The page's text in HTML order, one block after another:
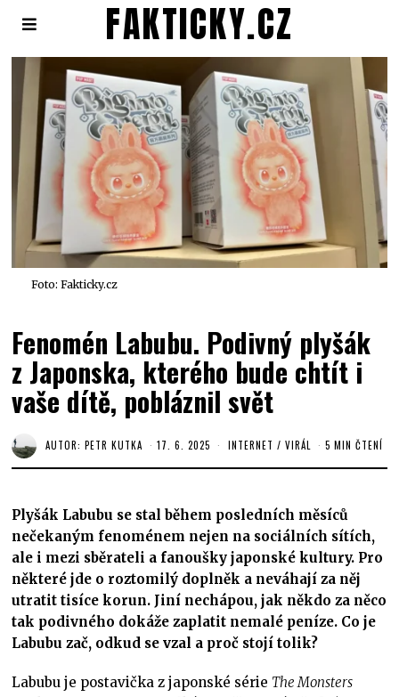
FAKTICKY.CZ
Foto: Fakticky.cz
Fenomén Labubu. Podivný plyšák
z Japonska, kterého bude chtít i
vaše dítě, pobláznil svět
AUTOR:PETR KUTKA 17. 6. 2025 INTERNET / VIRÁL 5 MIN ČTENÍ
Plyšák Labubu se stal během posledních měsíců
nečekaným fenoménem nejen na sociálních sítích,
ale i mezi sběrateli a fanoušky japonské kultury. Pro
některé jde o roztomilý doplněk a neváhají za něj
utratit tisíce korun. Jiní nechápou, jak někdo za něco
tak podivného dokáže zaplatit nemalé peníze. Co je
Labubu zač, odkud se vzal a proč stojí tolik?
Labubu je postavička z japonské série The Monsters